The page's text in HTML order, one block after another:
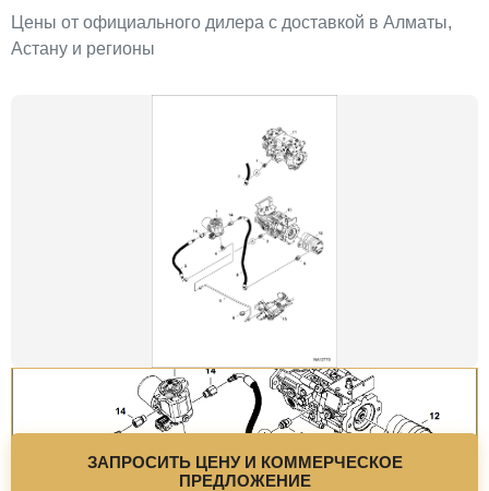
Цены от официального дилера с доставкой в Алматы,
Астану и регионы
ЗАПРОСИТЬ ЦЕНУ И КОММЕРЧЕСКОЕ
ПРЕДЛОЖЕНИЕ